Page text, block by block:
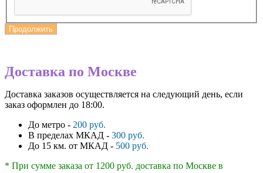
Продолжить
Доставка по Москве
Доставка заказов осуществляется на следующий день, если
заказ оформлен до 18:00.
До метро - 200 руб.
В пределах МКАД - 300 руб.
До 15 км. от МКАД - 500 руб.
* При сумме заказа от 1200 руб. доставка по Москве в